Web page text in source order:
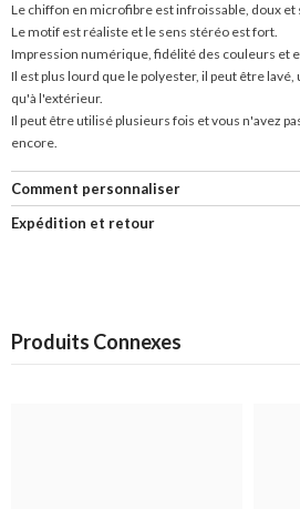
Le chiffon en microfibre est infroissable, doux et
Le motif est réaliste et le sens stéréo est fort.
Impression numérique, fidélité des couleurs et
Il est plus lourd que le polyester, il peut être
qu'à l'extérieur.
Il peut être utilisé plusieurs fois et vous n'avez
encore.
Comment personnaliser
Expédition et retour
Produits Connexes